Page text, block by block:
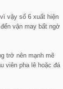
, vì vậy số 6 xuất hiện
vận may bất ngờ
trở nên mạnh mẽ
viên pha lê hoặc đá